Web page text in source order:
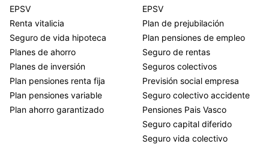
EPSV
Renta vitalicia
Seguro de vida hipoteca
Planes de ahorro
Planes de inversión
Plan pensiones renta fija
Plan pensiones variable
Plan ahorro garantizado
EPSV
Plan de prejubilación
Plan pensiones de empleo
Seguro de rentas
Seguros colectivos
Previsión social empresa
Seguro colectivo accidente
Pensiones Pais Vasco
Seguro capital diferido
Seguro vida colectivo